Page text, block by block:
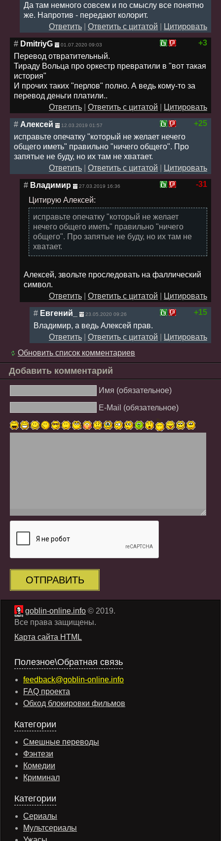
Да там немного совсем и по смыслу все понятно
же. Напротив - передают колорит.
Ответить
Ответить с цитатой
Цитировать
+3
# DmitriyG 01.07.2020 09:03
Перевод отвратительный.
Тираду Вольца про оркестр превратили в "вот такая
история"
И прочих таких "перлов" полно. А ведь кому-то за
перевод деньги платили..
Ответить
Ответить с цитатой
Цитировать
+25
# Алексей 12.03.2019 01:57
исправьте опечатку "который не желает нечего
общего иметь" правильно "ничего общего". Про
запятые не буду, но их там не хватает.
Ответить
Ответить с цитатой
Цитировать
-31
# Владимир 27.03.2019 16:36
Цитирую Алексей:
исправьте опечатку "который не желает
нечего общего иметь" правильно "ничего
общего". Про запятые не буду, но их там не
хватает.
Алексей, звольте проследовать на фаллический
символ.
Ответить
Ответить с цитатой
Цитировать
+15
# Евгений_ 23.05.2020 09:26
Владимир, а ведь Алексей прав.
Ответить
Ответить с цитатой
Цитировать
Обновить список комментариев
Добавить комментарий
Имя (обязательное)
E-Mail (обязательное)
ОТПРАВИТЬ
goblin-online.info © 2019.
Все права защищены.
Карта сайта HTML
Полезное\Обратная связь
feedback@goblin-online.info
FAQ проекта
Обход блокировки фильмов
Категории
Смешные переводы
Фэнтези
Комедии
Криминал
Категории
Сериалы
Мультсериалы